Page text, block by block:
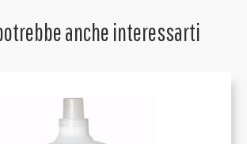
anche interessarti